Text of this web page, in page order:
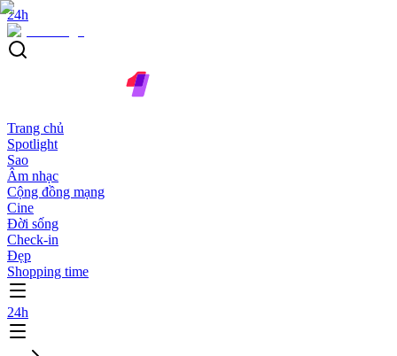
24h
Trang chủ
Spotlight
Sao
Âm nhạc
Cộng đồng mạng
Cine
Đời sống
Check-in
Đẹp
Shopping time
24h